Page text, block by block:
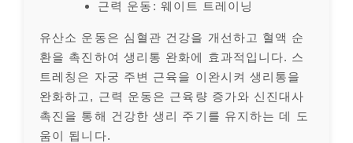
근력 운동: 웨이트 트레이닝
유산소 운동은 심혈관 건강을 개선하고 혈액 순
환을 촉진하여 생리통 완화에 효과적입니다. 스
트레칭은 자궁 주변 근육을 이완시켜 생리통을
완화하고, 근력 운동은 근육량 증가와 신진대사
촉진을 통해 건강한 생리 주기를 유지하는 데 도
움이 됩니다.